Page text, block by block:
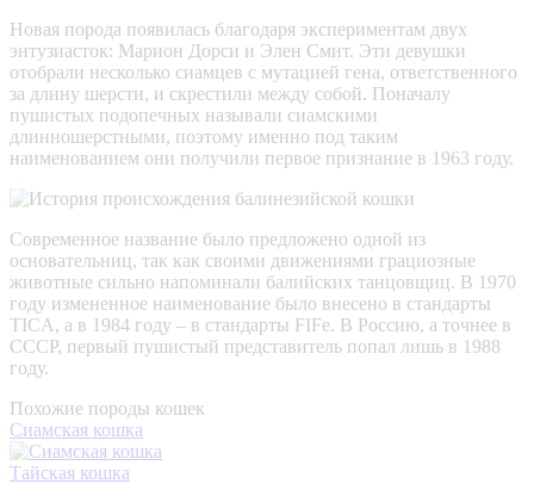
Новая порода появилась благодаря экспериментам двух
энтузиасток: Марион Дорси и Элен Смит. Эти девушки
отобрали несколько сиамцев с мутацией гена, ответственного
за длину шерсти, и скрестили между собой. Поначалу
пушистых подопечных называли сиамскими
длинношерстными, поэтому именно под таким
наименованием они получили первое признание в 1963 году.
Современное название было предложено одной из
основательниц, так как своими движениями грациозные
животные сильно напоминали балийских танцовщиц. В 1970
году измененное наименование было внесено в стандарты
TICA, а в 1984 году – в стандарты FIFe. В Россию, а точнее в
СССР, первый пушистый представитель попал лишь в 1988
году.
Похожие породы кошек
Сиамская кошка
Тайская кошка